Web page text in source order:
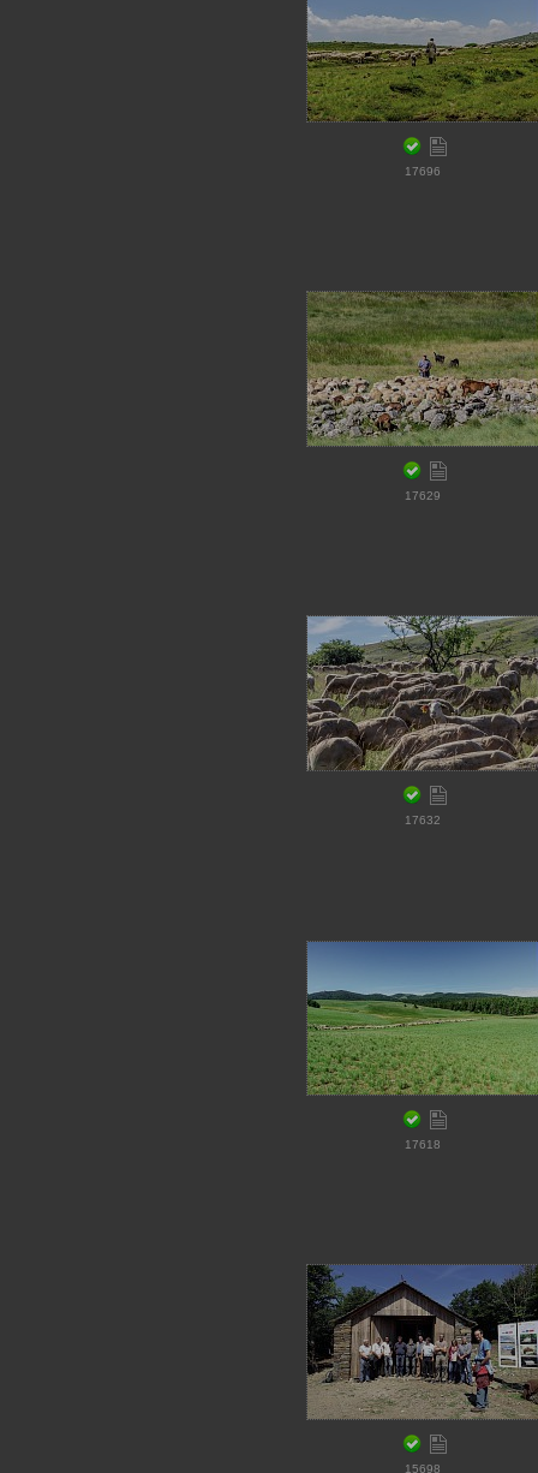
17696
17629
17632
17618
15698